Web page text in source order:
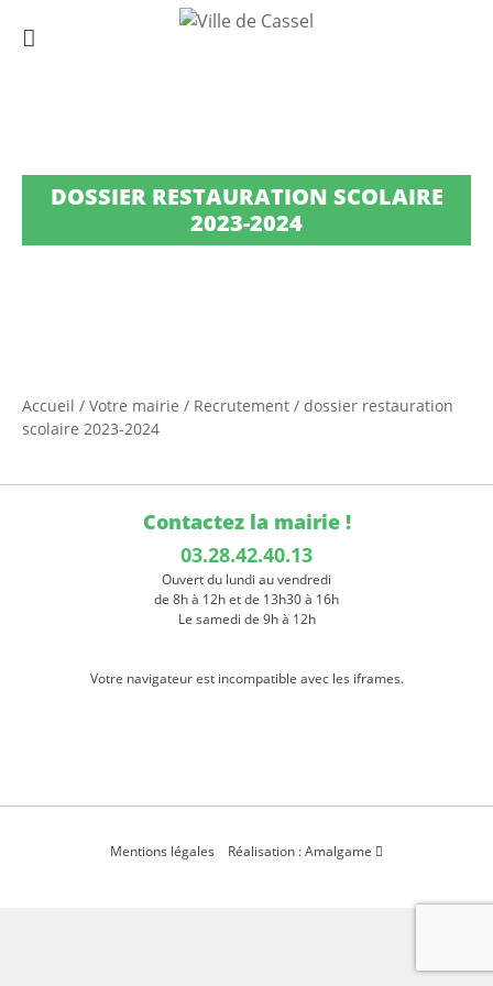
DOSSIER RESTAURATION SCOLAIRE
2023-2024
Accueil / Votre mairie / Recrutement / dossier restauration
scolaire 2023-2024
Contactez la mairie !
03.28.42.40.13
Ouvert du lundi au vendredi
de 8h à 12h et de 13h30 à 16h
Le samedi de 9h à 12h
Votre navigateur est incompatible avec les iframes.
Mentions légales Réalisation : Amalgame